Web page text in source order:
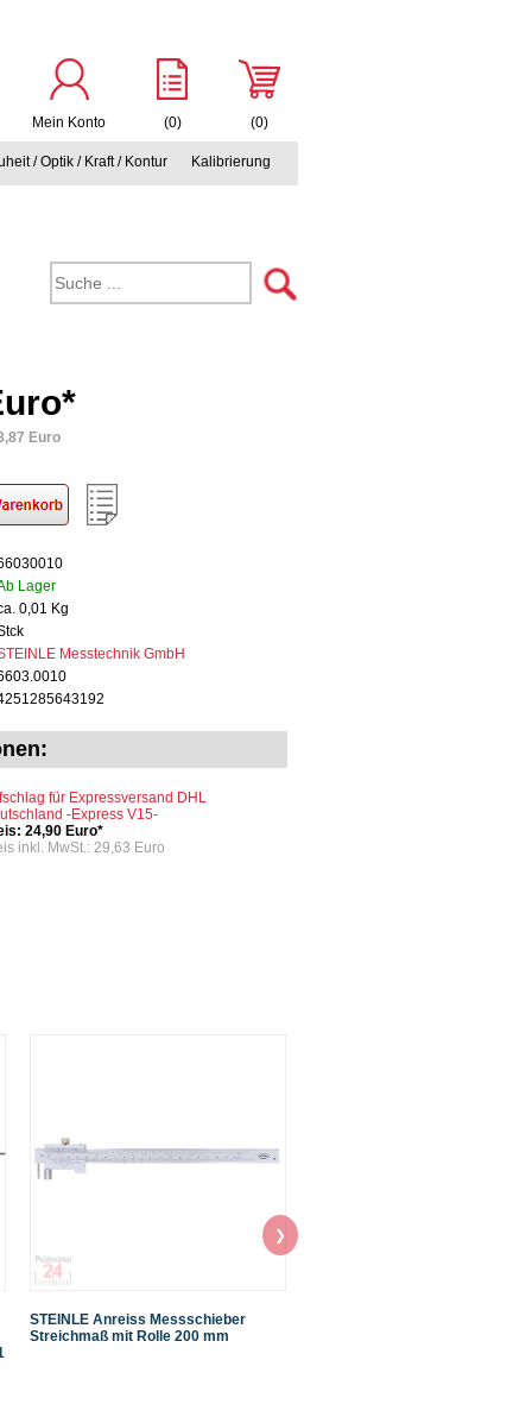
Mein Konto (0) (0)
/ Optik / Kraft / Kontur Kalibrierung
Euro
Lager
0,01 Kg
Messtechnik GmbH
für Expressversand DHL
-Express V15-
24,90 Euro*
inkl. MwSt.: 29,63 Euro
STEINLE Anreiss Messschieber
Streichmaß mit Rolle 200 mm
❯